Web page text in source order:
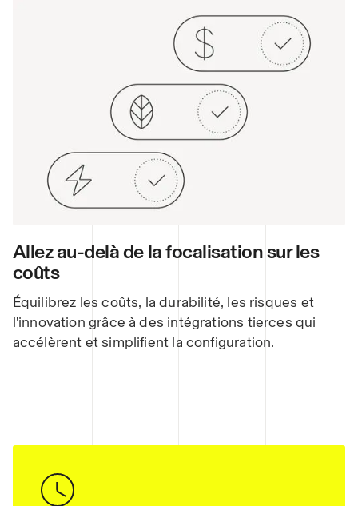
Allez au-delà de la focalisation sur les
coûts
Équilibrez les coûts, la durabilité, les risques et
l'innovation grâce à des intégrations tierces qui
accélèrent et simplifient la configuration.